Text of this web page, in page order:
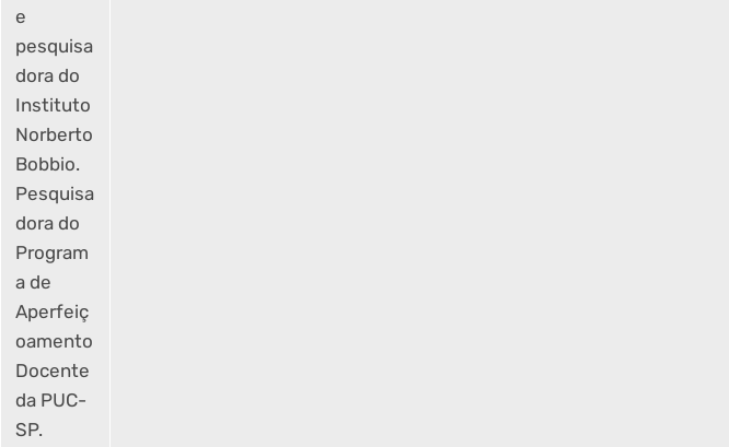
e
pesquisa
dora do
Instituto
Norberto
Bobbio.
Pesquisa
dora do
Program
a de
Aperfeiç
oamento
Docente
da PUC-
SP.